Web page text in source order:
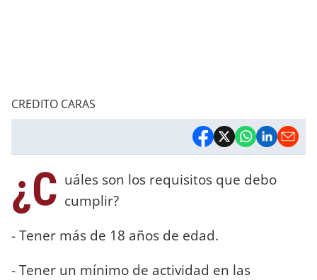
CREDITO CARAS
¿C uáles son los requisitos que debo
cumplir?
- Tener más de 18 años de edad.
- Tener un mínimo de actividad en las